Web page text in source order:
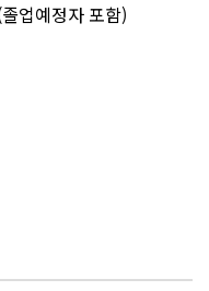
업예정자 포함)